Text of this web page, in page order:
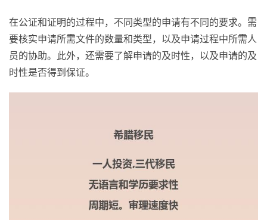
在公证和证明的过程中，不同类型的申请有不同的要求。需
要核实申请所需文件的数量和类型，以及申请过程中所需人
员的协助。此外，还需要了解申请的及时性，以及申请的及
时性是否得到保证。